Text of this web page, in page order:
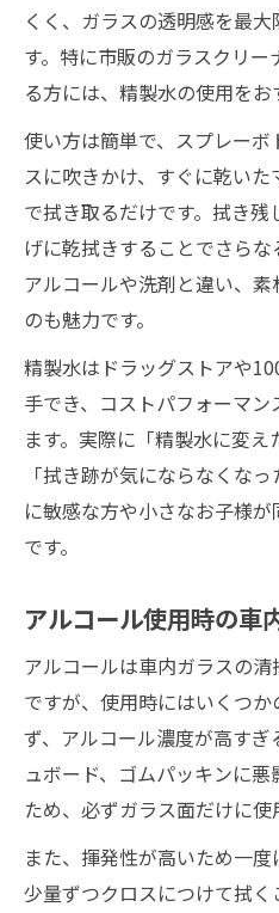
くく、ガラスの透明感を最
す。特に市販のガラスクリ
る方には、精製水の使用をお
使い方は簡単で、スプレー
スに吹きかけ、すぐに乾い
で拭き取るだけです。拭き
げに乾拭きすることでさらな
アルコールや洗剤と違い、
のも魅力です。
精製水はドラッグストアや
手でき、コストパフォーマ
ます。実際に「精製水に変え
「拭き跡が気にならなくな
に敏感な方や小さなお子様
です。
アルコール使用時の車
アルコールは車内ガラスの
ですが、使用時にはいくつ
ず、アルコール濃度が高す
ュボード、ゴムパッキンに
ため、必ずガラス面だけに使
また、揮発性が高いため一度
少量ずつクロスにつけて拭